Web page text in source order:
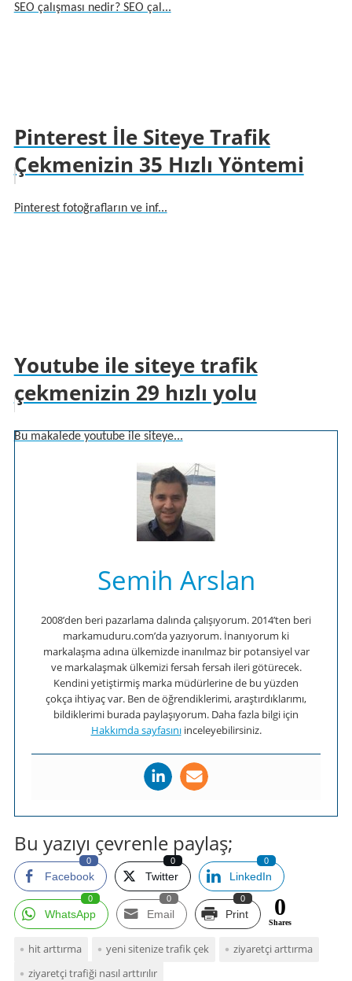
SEO çalışması nedir? SEO çal...
Pinterest İle Siteye Trafik
Çekmenizin 35 Hızlı Yöntemi
Pinterest fotoğrafların ve inf...
Youtube ile siteye trafik
çekmenizin 29 hızlı yolu
Bu makalede youtube ile siteye...
Semih Arslan
2008’den beri pazarlama dalında çalışıyorum. 2014’ten beri
markamuduru.com’da yazıyorum. İnanıyorum ki
markalaşma adına ülkemizde inanılmaz bir potansiyel var
ve markalaşmak ülkemizi fersah fersah ileri götürecek.
Kendini yetiştirmiş marka müdürlerine de bu yüzden
çokça ihtiyaç var. Ben de öğrendiklerimi, araştırdıklarımı,
bildiklerimi burada paylaşıyorum. Daha fazla bilgi için
Hakkımda sayfasınıinceleyebilirsiniz.
Bu yazıyı çevrenle paylaş;
Facebook
0
Twitter
0
LinkedIn
0
WhatsApp
0
Email
0
Print
0 0
Shares
hit arttırma yeni sitenize trafik çek
ziyaretçi arttırma
ziyaretçi trafiği nasıl arttırılır